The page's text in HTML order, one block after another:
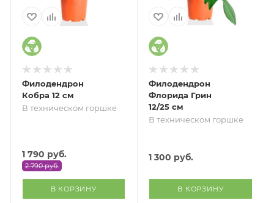
Филодендрон
Кобра 12 см
В техническом горшке
1 790 руб.
2 790руб.
В КОРЗИНУ
Филодендрон
Флорида Грин
12/25 см
В техническом горшке
1 300 руб.
В КОРЗИНУ